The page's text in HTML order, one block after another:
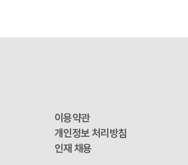
이용약관
개인정보 처리방침
인재 채용